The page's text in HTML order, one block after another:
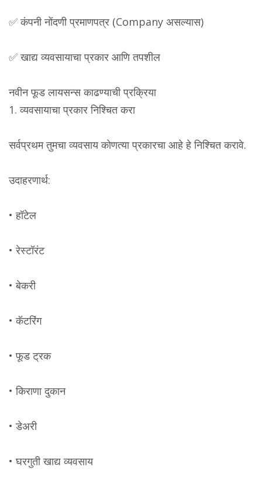
✅ कंपनी नोंदणी प्रमाणपत्र (Company असल्यास)
✅ खाद्य व्यवसायाचा प्रकार आणि तपशील
नवीन फूड लायसन्स काढण्याची प्रक्रिया
1. व्यवसायाचा प्रकार निश्चित करा
सर्वप्रथम तुमचा व्यवसाय कोणत्या प्रकारचा आहे हे निश्चित करावे.
उदाहरणार्थ:
• हॉटेल
• रेस्टॉरंट
• बेकरी
• कॅटरिंग
• फूड ट्रक
• किराणा दुकान
• डेअरी
• घरगुती खाद्य व्यवसाय